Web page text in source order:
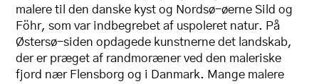
malere til den danske kyst og Nordsø-øerne Sild og
Föhr, som var indbegrebet af uspoleret natur. På
Østersø-siden opdagede kunstnerne det landskab,
der er præget af randmoræner ved den maleriske
fjord nær Flensborg og i Danmark. Mange malere